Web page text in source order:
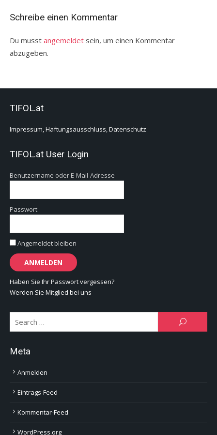
Schreibe einen Kommentar
Du musst angemeldet sein, um einen Kommentar
abzugeben.
TIFOL.at
Impressum, Haftungsausschluss, Datenschutz
TIFOL.at User Login
Benutzername oder E-Mail-Adresse
Passwort
Angemeldet bleiben
Haben Sie Ihr Passwort vergessen?
Werden Sie Mitglied bei uns
SEARCH
Meta
Anmelden
Eintrags-Feed
Kommentar-Feed
WordPress.org